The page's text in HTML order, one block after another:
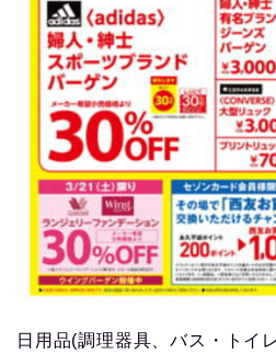
日用品(調理器具、バス・トイ